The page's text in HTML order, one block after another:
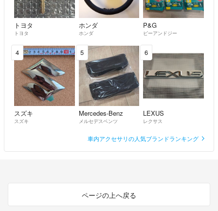
トヨタ
トヨタ
ホンダ
ホンダ
P&G
ピーアンドジー
4
スズキ
スズキ
5
Mercedes-Benz
メルセデスベンツ
6
LEXUS
レクサス
車内アクセサリの人気ブランドランキング
ページの上へ戻る